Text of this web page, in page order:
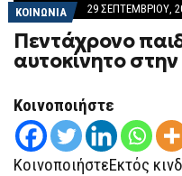
ΚΟΙΝΩΝΙΑ 29 ΣΕΠΤΕΜΒΡΊΟΥ,
Πεντάχρονο
αυτοκίνητο
Κοινοποιήστε
ΚοινοποιήστεΕκτός